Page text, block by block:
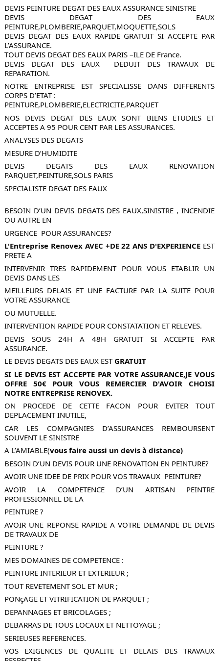
DEVIS PEINTURE DEGAT DES EAUX ASSURANCE SINISTRE
DEVIS DEGAT DES EAUX
PEINTURE,PLOMBERIE,PARQUET,MOQUETTE,SOLS
DEVIS DEGAT DES EAUX RAPIDE GRATUIT SI ACCEPTE PAR
L’ASSURANCE.
TOUT DEVIS DEGAT DES EAUX PARIS –ILE DE France.
DEVIS DEGAT DES EAUX  DEDUIT DES TRAVAUX DE
REPARATION.
NOTRE ENTREPRISE EST SPECIALISSE DANS DIFFERENTS
CORPS D’ETAT :
PEINTURE,PLOMBERIE,ELECTRICITE,PARQUET
NOS DEVIS DEGAT DES EAUX SONT BIENS ETUDIES ET
ACCEPTES A 95 POUR CENT PAR LES ASSURANCES.
ANALYSES DES DEGATS
MESURE D’HUMIDITE
DEVIS DEGATS DES EAUX RENOVATION
PARQUET,PEINTURE,SOLS PARIS
SPECIALISTE DEGAT DES EAUX
BESOIN D’UN DEVIS DEGATS DES EAUX,SINISTRE , INCENDIE
OU AUTRE EN
URGENCE  POUR ASSURANCES?
L'Entreprise Renovex AVEC +DE 22 ANS D'EXPERIENCE EST
PRETE A
INTERVENIR TRES RAPIDEMENT POUR VOUS ETABLIR UN
DEVIS DANS LES
MEILLEURS DELAIS ET UNE FACTURE PAR LA SUITE POUR
VOTRE ASSURANCE
OU MUTUELLE.
INTERVENTION RAPIDE POUR CONSTATATION ET RELEVES.
DEVIS SOUS 24H A 48H GRATUIT SI ACCEPTE PAR
ASSURANCE.
LE DEVIS DEGATS DES EAUX EST GRATUIT
SI LE DEVIS EST ACCEPTE PAR VOTRE ASSURANCE,JE VOUS
OFFRE 50€ POUR VOUS REMERCIER D'AVOIR CHOISI
NOTRE ENTREPRISE RENOVEX.
ON PROCEDE DE CETTE FACON POUR EVITER TOUT
DEPLACEMENT INUTILE,
CAR LES COMPAGNIES D’ASSURANCES REMBOURSENT
SOUVENT LE SINISTRE
A L’AMIABLE(vous faire aussi un devis à distance)
BESOIN D’UN DEVIS POUR UNE RENOVATION EN PEINTURE?
AVOIR UNE IDEE DE PRIX POUR VOS TRAVAUX  PEINTURE?
AVOIR LA COMPETENCE D’UN ARTISAN PEINTRE
PROFESSIONNEL DE LA
PEINTURE ?
AVOIR UNE REPONSE RAPIDE A VOTRE DEMANDE DE DEVIS
DE TRAVAUX DE
PEINTURE ?
MES DOMAINES DE COMPETENCE :
PEINTURE INTERIEUR ET EXTERIEUR ;
TOUT REVETEMENT SOL ET MUR ;
PONçAGE ET VITRIFICATION DE PARQUET ;
DEPANNAGES ET BRICOLAGES ;
DEBARRAS DE TOUS LOCAUX ET NETTOYAGE ;
SERIEUSES REFERENCES.
VOS EXIGENCES DE QUALITE ET DELAIS DES TRAVAUX